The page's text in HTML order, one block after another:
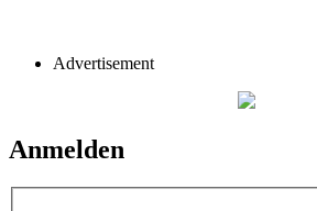
Advertisement
Anmelden